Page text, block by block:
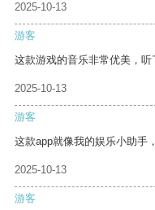
2025-10-13
游客
这款游戏的音乐非常优美，听
2025-10-13
游客
这款app就像我的娱乐小助手
2025-10-13
游客